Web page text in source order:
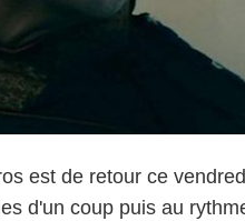
est de retour ce
d'un coup puis au